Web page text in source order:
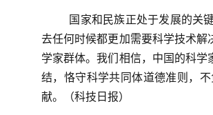
国家和民族正处于发展的关
去任何时候都更加需要科学技术
学家群体。我们相信，中国的科
结，恪守科学共同体道德准则，
献。（科技日报）